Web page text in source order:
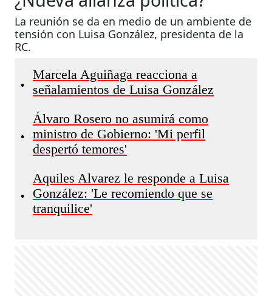
La reunión se da en medio de un ambiente de
tensión con Luisa González, presidenta de la
RC.
•
Marcela Aguiñaga reacciona a
señalamientos de Luisa González
•
Álvaro Rosero no asumirá como
ministro de Gobierno: 'Mi perfil
despertó temores'
•
Aquiles Alvarez le responde a Luisa
González: 'Le recomiendo que se
tranquilice'